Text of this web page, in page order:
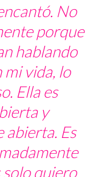
No
porque
hablando
mi vida, lo
Ella es
y
abierta. Es
solo quiero